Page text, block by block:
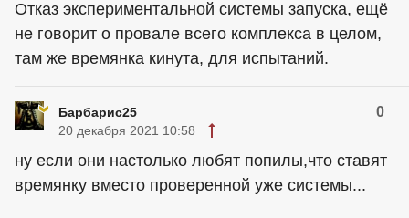
Отказ экспериментальной системы запуска, ещё
не говорит о провале всего комплекса в целом,
там же времянка кинута, для испытаний.
Барбарис25 0
20 декабря 2021 10:58
ну если они настолько любят попилы,что ставят
времянку вместо проверенной уже системы...